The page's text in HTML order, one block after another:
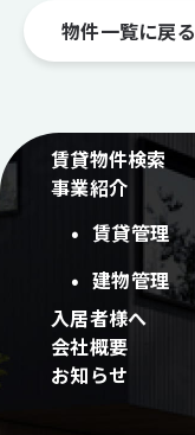
物件一覧に戻る
賃貸物件検索
事業紹介
賃貸管理
建物管理
入居者様へ
会社概要
お知らせ